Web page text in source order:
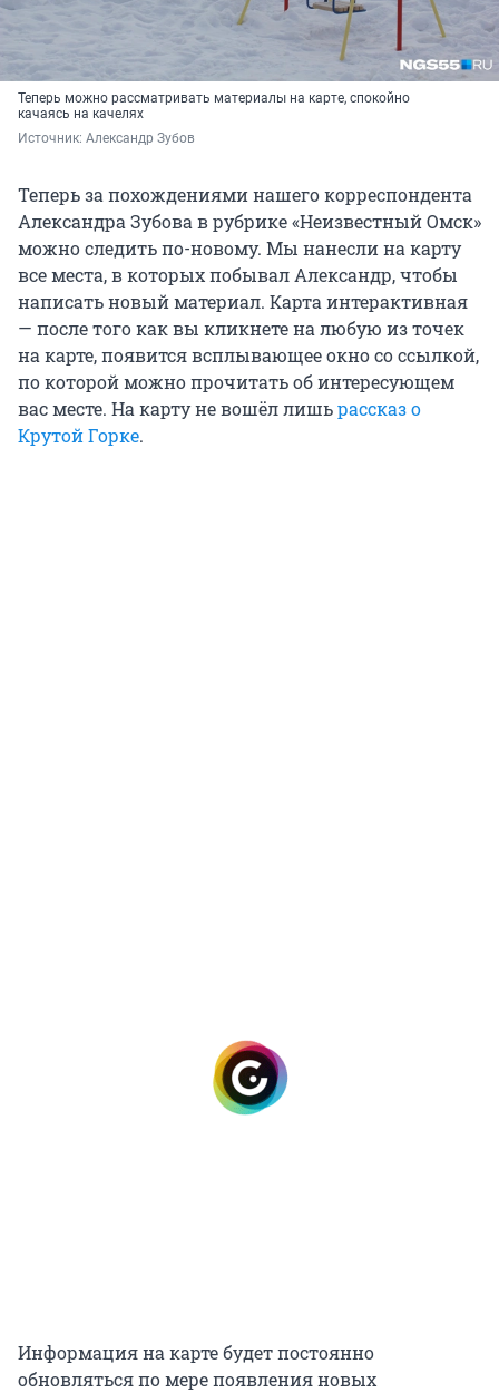
Теперь можно рассматривать материалы на карте, спокойно
качаясь на качелях
Источник: Александр Зубов
Теперь за похождениями нашего корреспондента
Александра Зубова в рубрике «Неизвестный Омск»
можно следить по-новому. Мы нанесли на карту
все места, в которых побывал Александр, чтобы
написать новый материал. Карта интерактивная
— после того как вы кликнете на любую из точек
на карте, появится всплывающее окно со ссылкой,
по которой можно прочитать об интересующем
вас месте. На карту не вошёл лишьрассказ о
Крутой Горке.
Информация на карте будет постоянно
обновляться по мере появления новых